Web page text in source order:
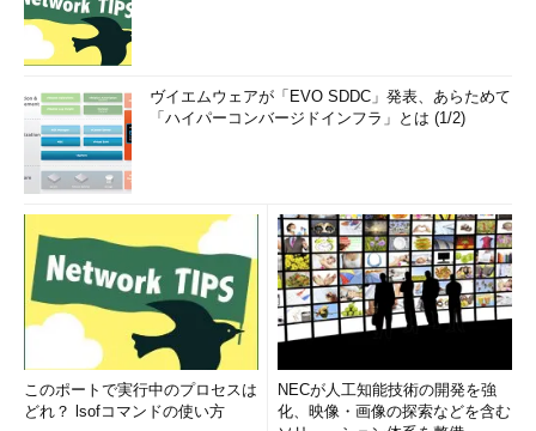
ヴイエムウェアが「EVO SDDC」発表、あらためて
「ハイパーコンバージドインフラ」とは (1/2)
このポートで実行中のプロセスは
どれ？ lsofコマンドの使い方
NECが人工知能技術の開発を強
化、映像・画像の探索などを含む